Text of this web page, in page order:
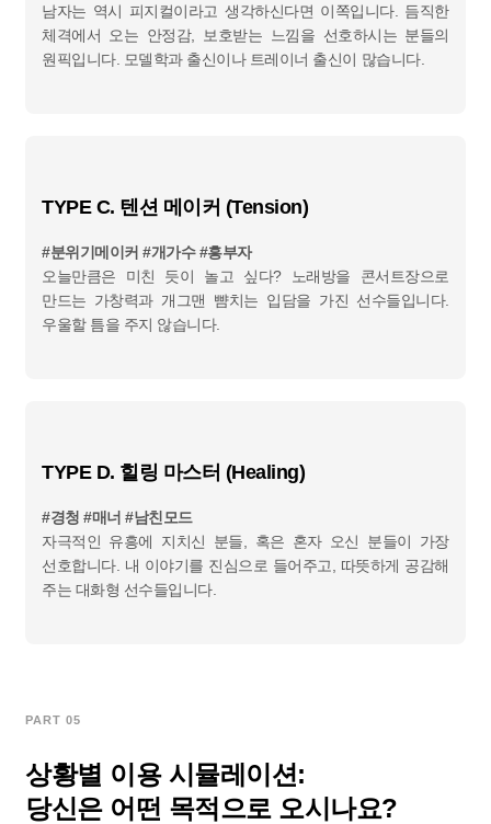
남자는 역시 피지컬이라고 생각하신다면 이쪽입니다. 듬직한
체격에서 오는 안정감, 보호받는 느낌을 선호하시는 분들의
원픽입니다. 모델학과 출신이나 트레이너 출신이 많습니다.
TYPE C. 텐션 메이커 (Tension)
#분위기메이커 #개가수 #흥부자
오늘만큼은 미친 듯이 놀고 싶다? 노래방을 콘서트장으로
만드는 가창력과 개그맨 뺨치는 입담을 가진 선수들입니다.
우울할 틈을 주지 않습니다.
TYPE D. 힐링 마스터 (Healing)
#경청 #매너 #남친모드
자극적인 유흥에 지치신 분들, 혹은 혼자 오신 분들이 가장
선호합니다. 내 이야기를 진심으로 들어주고, 따뜻하게 공감해
주는 대화형 선수들입니다.
PART 05
상황별 이용 시뮬레이션:
당신은 어떤 목적으로 오시나요?